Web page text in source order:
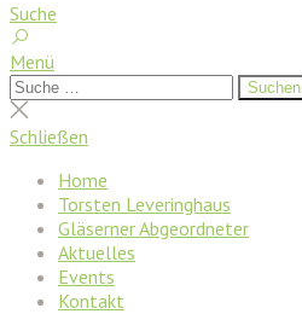
Suche
Menü
Suchen
nach:
Suchen
Suche
schließen
Schließen
Home
Torsten Leveringhaus
Gläserner Abgeordneter
Aktuelles
Events
Kontakt